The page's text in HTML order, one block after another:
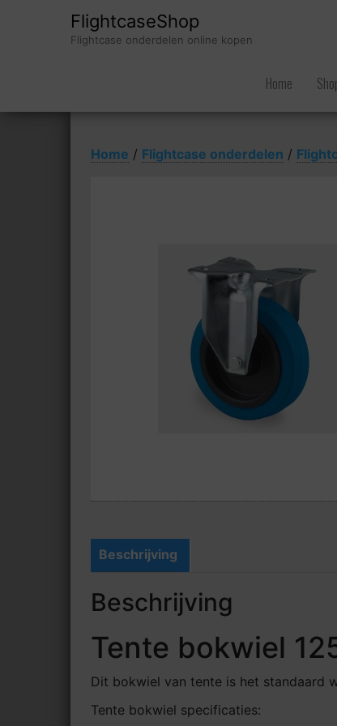
FlightcaseShop
Flightcase onderdelen online kopen
Home
Home / Flightcase onderdelen /
Beschrijving
Beschrijving
Tente bokwiel
Dit bokwiel van tente is het standaard
Tente bokwiel specificaties: